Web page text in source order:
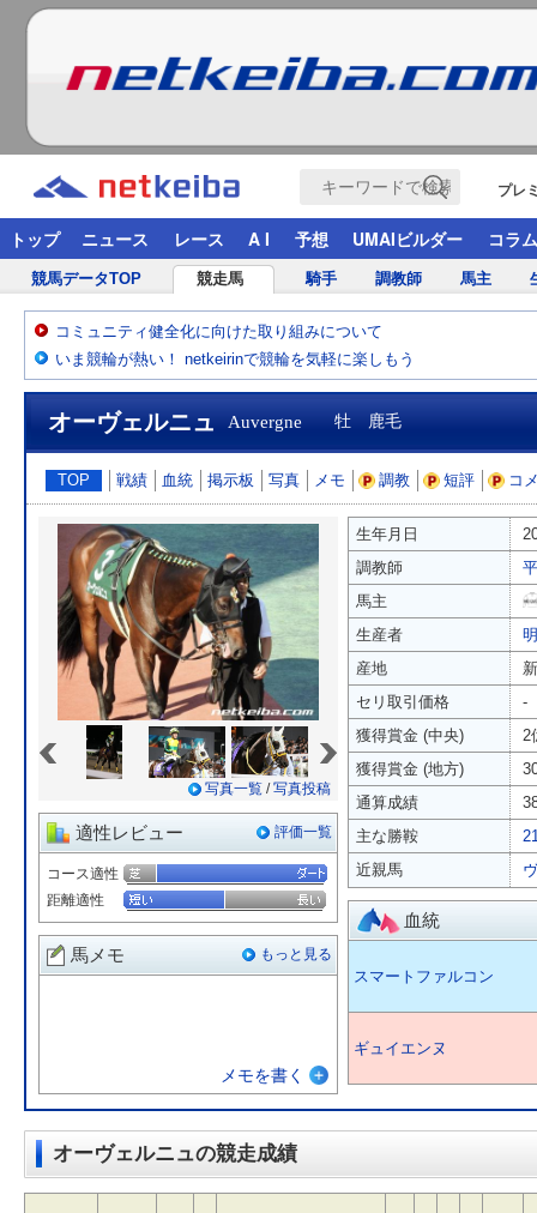
プレ
トップ ニュース レース A I 予想 UMAIビルダー コラム
競馬データTOP 競走馬 騎手 調教師 馬主
コミュニティ健全化に向けた取り組みについて
いま競輪が熱い！ netkeirinで競輪を気軽に楽しもう
オーヴェルニュ Auvergne 牡 鹿毛
TOP 戦績 血統 掲示板 写真 メモ 調教 短評 コ
写真一覧 /写真投稿
適性レビュー 評価一覧
コース適性
距離適性
馬メモ もっと見る
メモを書く
生年月日
調教師
馬主
生産者
産地
セリ取引価格
-
獲得賞金 (中央)
2
獲得賞金 (地方)
通算成績
主な勝鞍
近親馬
血統
スマートファルコン
ギュイエンヌ
オーヴェルニュの競走成績